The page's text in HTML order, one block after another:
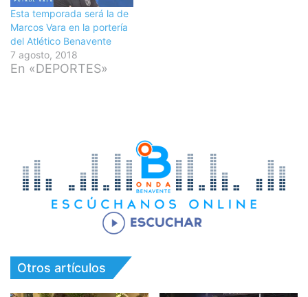
Esta temporada será la de
Marcos Vara en la portería
del Atlético Benavente
7 agosto, 2018
En «DEPORTES»
Otros artículos